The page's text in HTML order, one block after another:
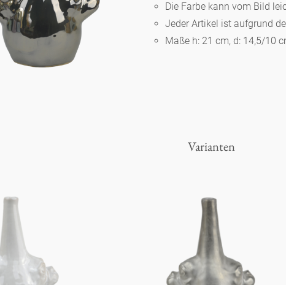
Berlin
Slumberland
Unpraktisch
Figuren
Die Farbe kann vom Bild
Jeder Artikel ist aufgrund
Maße h: 21 cm, d: 14,5/10
Varianten